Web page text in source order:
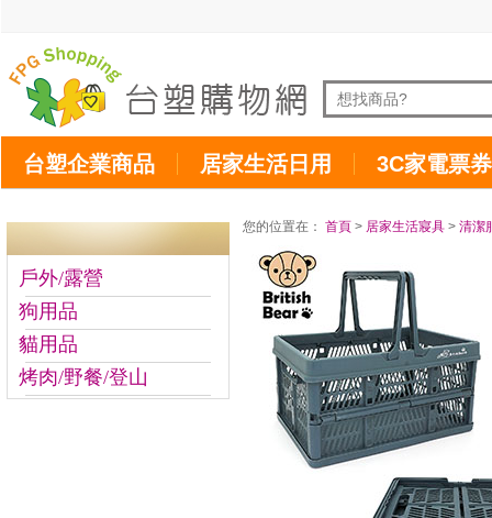
台塑企業商品 居家生活日用 3C家電票券
戶外/露營
狗用品
貓用品
烤肉/野餐/登山
您的位置在： 首頁 > 居家生活寢具 > 清潔